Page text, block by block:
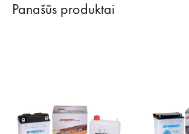
Panašūs produktai